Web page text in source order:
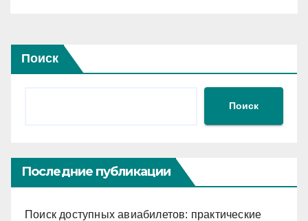
Поиск
Поиск
Последние публикации
Поиск доступных авиабилетов: практические